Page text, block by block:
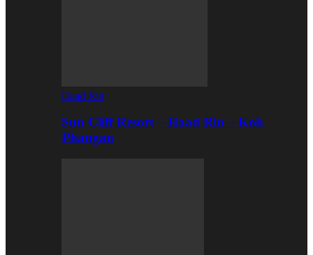
Haad Rin
Sun Cliff Resort – Haad Rin – Koh
Phangan